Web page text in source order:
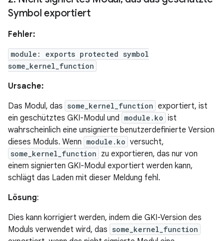
Symbol exportiert
Fehler:
module: exports protected symbol
some_kernel_function
Ursache:
Das Modul, das some_kernel_function exportiert, ist
ein geschütztes GKI-Modul und module.ko ist
wahrscheinlich eine unsignierte benutzerdefinierte Version
dieses Moduls. Wenn module.ko versucht,
some_kernel_function zu exportieren, das nur von
einem signierten GKI-Modul exportiert werden kann,
schlägt das Laden mit dieser Meldung fehl.
Lösung:
Dies kann korrigiert werden, indem die GKI-Version des
Moduls verwendet wird, das some_kernel_function